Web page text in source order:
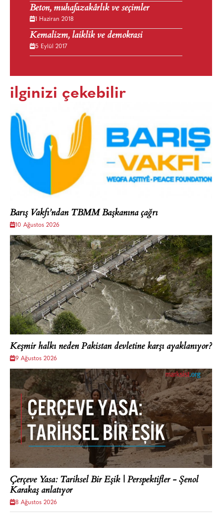
Beton, muhafazakârlık ve seçimler
1 Haziran 2018
Kemalizm, laiklik ve demokrasi
5 Eylül 2017
ilginizi çekebilir
Barış Vakfı’ndan TBMM Başkanına çağrı
10 Ağustos 2026
Keşmir halkı neden Pakistan devletine karşı ayaklanıyor?
9 Ağustos 2026
Çerçeve Yasa: Tarihsel Bir Eşik | Perspektifler - Şenol
Karakaş anlatıyor
8 Ağustos 2026